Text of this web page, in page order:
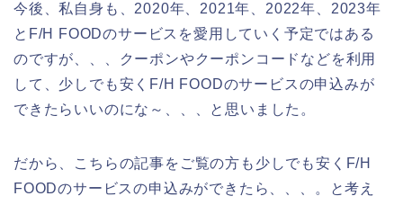
今後、私自身も、2020年、2021年、2022年、2023年
とF/H FOODのサービスを愛用していく予定ではある
のですが、、、クーポンやクーポンコードなどを利用
して、少しでも安くF/H FOODのサービスの申込みが
できたらいいのにな～、、、と思いました。
だから、こちらの記事をご覧の方も少しでも安くF/H
FOODのサービスの申込みができたら、、、。と考え